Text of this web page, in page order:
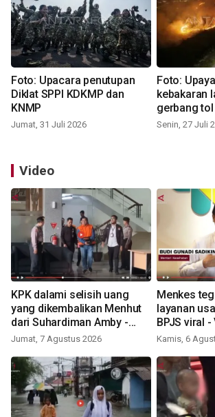
Foto: Upacara penutupan
Diklat SPPI KDKMP dan
KNMP
Jumat, 31 Juli 2026
Foto:
kebakaran
gerbang
Senin, 27 Juli
Video
KPK dalami selisih uang
yang dikembalikan Menhut
dari Suhardiman Amby -
VIDEO
Jumat, 7 Agustus 2026
Menkes
layanan
BPJS viral -
Kamis, 6